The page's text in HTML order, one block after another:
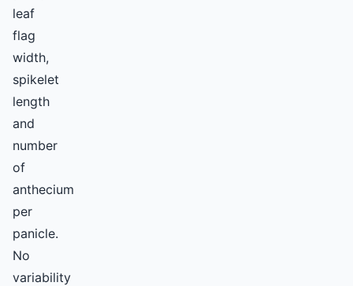
leaf
flag
width,
spikelet
length
and
number
of
anthecium
per
panicle.
No
variability